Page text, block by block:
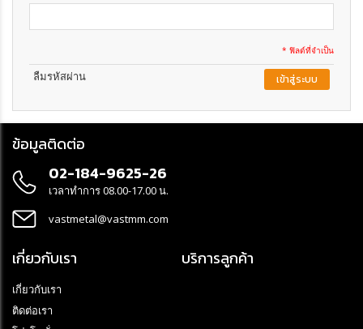
* ฟิลด์ที่จำเป็น
ลืมรหัสผ่าน เข้าสู่ระบบ
ข้อมูลติดต่อ
02-184-9625-26
เวลาทำการ 08.00-17.00 น.
vastmetal@vastmm.com
เกี่ยวกับเรา
เกี่ยวกับเรา
ติดต่อเรา
บริการลูกค้า